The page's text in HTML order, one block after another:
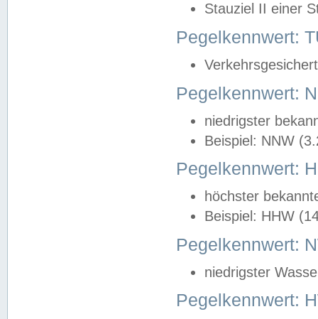
Stauziel II einer
Pegelkennwert:
Pegelkennwert:
niedrigster
Beispiel: NNW
Pegelkennwert:
höchster
Beispiel: HHW
Pegelkennwert:
niedrigster
Pegelkennwert: